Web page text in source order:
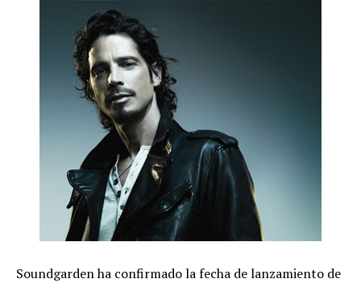
Soundgarden ha confirmado la fecha de lanzamiento de